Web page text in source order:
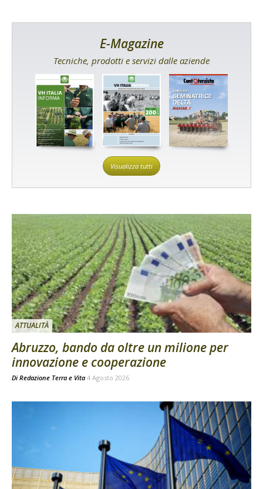
E-Magazine
Tecniche, prodotti e servizi dalle aziende
Visualizza tutti
ATTUALITÀ
Abruzzo, bando da oltre un milione per
innovazione e cooperazione
Di Redazione Terra e Vita 4 Agosto 2026